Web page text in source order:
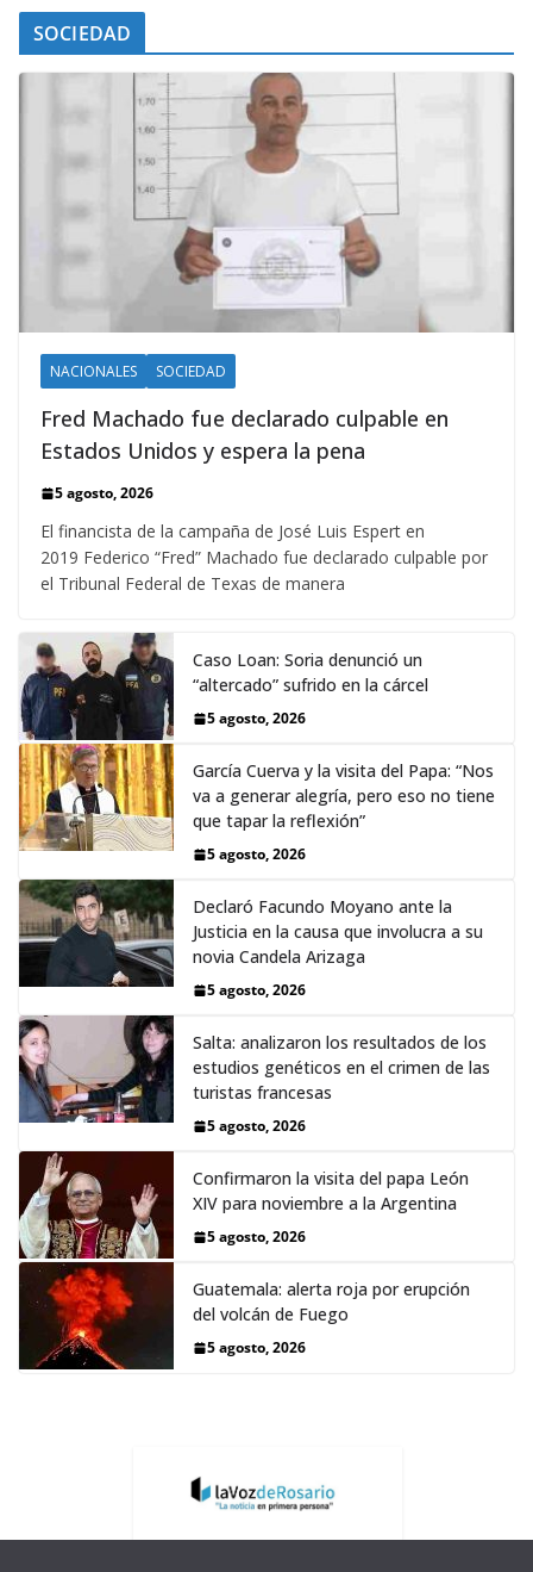
SOCIEDAD
NACIONALES SOCIEDAD
Fred Machado fue declarado culpable en
Estados Unidos y espera la pena
5 agosto, 2026
El financista de la campaña de José Luis Espert en
2019 Federico “Fred” Machado fue declarado culpable por
el Tribunal Federal de Texas de manera
Caso Loan: Soria denunció un
“altercado” sufrido en la cárcel
5 agosto, 2026
García Cuerva y la visita del Papa: “Nos
va a generar alegría, pero eso no tiene
que tapar la reflexión”
5 agosto, 2026
Declaró Facundo Moyano ante la
Justicia en la causa que involucra a su
novia Candela Arizaga
5 agosto, 2026
Salta: analizaron los resultados de los
estudios genéticos en el crimen de las
turistas francesas
5 agosto, 2026
Confirmaron la visita del papa León
XIV para noviembre a la Argentina
5 agosto, 2026
Guatemala: alerta roja por erupción
del volcán de Fuego
5 agosto, 2026